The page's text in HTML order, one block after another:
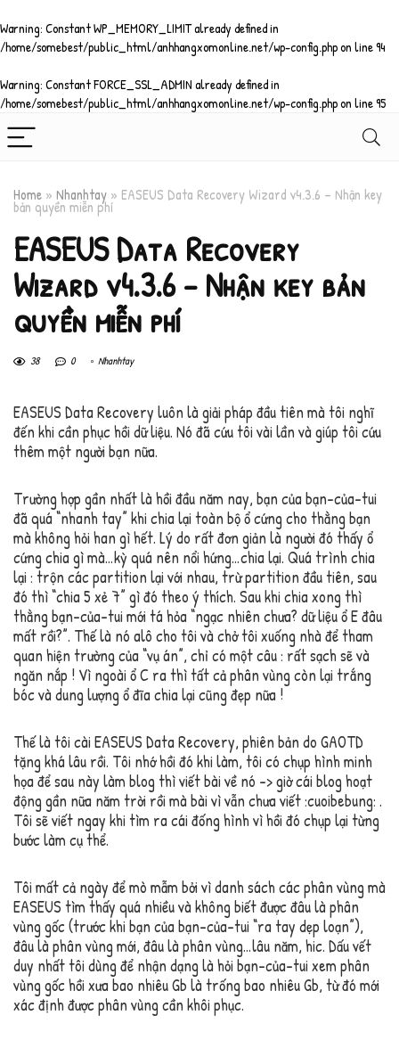
Warning: Constant WP_MEMORY_LIMIT already defined in
/home/somebest/public_html/anhhangxomonline.net/wp-config.phpon line94
Warning: Constant FORCE_SSL_ADMIN already defined in
/home/somebest/public_html/anhhangxomonline.net/wp-config.phpon line95
Home » Nhanhtay » EASEUS Data Recovery Wizard v4.3.6 – Nhận key
bản quyền miễn phí
EASEUS Data Recovery
Wizard v4.3.6 – Nhận key bản
quyền miễn phí
38 0 Nhanhtay
EASEUS Data Recovery luôn là giải pháp đầu tiên mà tôi nghĩ
đến khi cần phục hồi dữ liệu. Nó đã cứu tôi vài lần và giúp tôi cứu
thêm một người bạn nữa.
Trường hợp gần nhất là hồi đầu năm nay, bạn của bạn-của-tui
đã quá “nhanh tay” khi chia lại toàn bộ ổ cứng cho thằng bạn
mà không hỏi han gì hết. Lý do rất đơn giản là người đó thấy ổ
cứng chia gì mà…kỳ quá nên nổi hứng…chia lại. Quá trình chia
lại : trộn các partition lại với nhau, trừ partition đầu tiên, sau
đó thì “chia 5 xẻ 7” gì đó theo ý thích. Sau khi chia xong thì
thằng bạn-của-tui mới tá hỏa “ngạc nhiên chưa? dữ liệu ổ E đâu
mất rồi?”. Thế là nó alô cho tôi và chở tôi xuống nhà để tham
quan hiện trường của “vụ án”, chỉ có một câu : rất sạch sẽ và
ngăn nắp ! Vì ngoài ổ C ra thì tất cả phân vùng còn lại trắng
bóc và dung lượng ổ đĩa chia lại cũng đẹp nữa !
Thế là tôi cài EASEUS Data Recovery, phiên bản do GAOTD
tặng khá lâu rồi. Tôi nhớ hồi đó khi làm, tôi có chụp hình minh
họa để sau này làm blog thì viết bài về nó -> giờ cái blog hoạt
động gần nữa năm trời rồi mà bài vì vẫn chưa viết :cuoibebung: .
Tôi sẽ viết ngay khi tìm ra cái đống hình vì hồi đó chụp lại từng
bước làm cụ thể.
Tôi mất cả ngày để mò mẫm bởi vì danh sách các phân vùng mà
EASEUS tìm thấy quá nhiều và không biết được đâu là phân
vùng gốc (trước khi bạn của bạn-của-tui “ra tay dẹp loạn”),
đâu là phân vùng mới, đâu là phân vùng…lâu năm, hic. Dấu vết
duy nhất tôi dùng để nhận dạng là hỏi bạn-của-tui xem phân
vùng gốc hồi xưa bao nhiêu Gb là trống bao nhiêu Gb, từ đó mới
xác định được phân vùng cần khôi phục.